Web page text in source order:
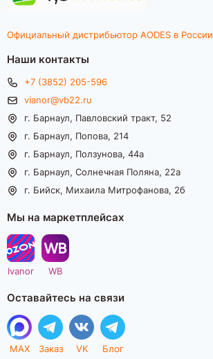
Официальный дистрибьютор AODES в России
Наши контакты
+7 (3852) 205-596
vianor@vb22.ru
г. Барнаул, Павловский тракт, 52
г. Барнаул, Попова, 214
г. Барнаул, Ползунова, 44а
г. Барнаул, Солнечная Поляна, 22а
г. Бийск, Михаила Митрофанова, 2б
Мы на маркетплейсах
Ivanor WB
Оставайтесь на связи
MAX Заказ VK Блог